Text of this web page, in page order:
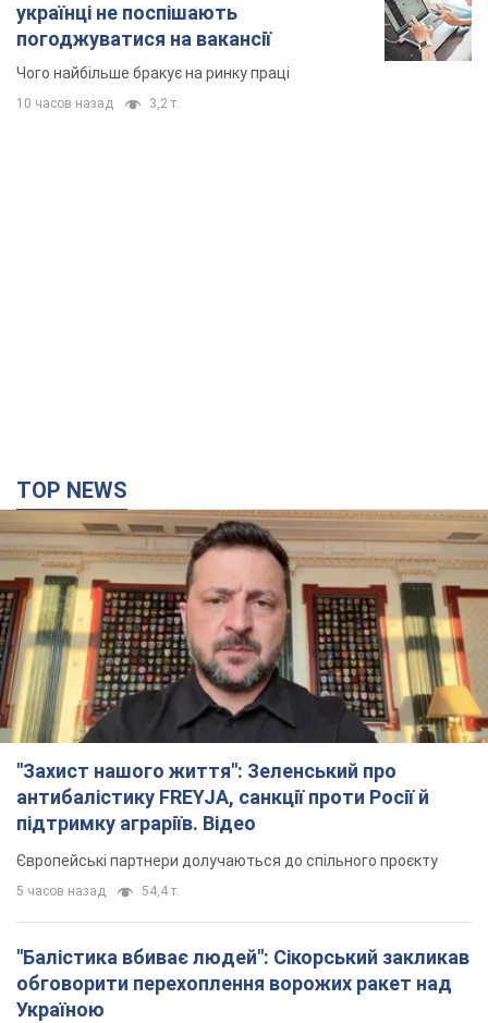
українці не поспішають
погоджуватися на вакансії
Чого найбільше бракує на ринку праці
10 часов назад 3,2 т.
TOP NEWS
"Захист нашого життя": Зеленський про
антибалістику FREYJA, санкції проти Росії й
підтримку аграріїв. Відео
Європейські партнери долучаються до спільного проєкту
5 часов назад 54,4 т.
"Балістика вбиває людей": Сікорський закликав
обговорити перехоплення ворожих ракет над
Україною